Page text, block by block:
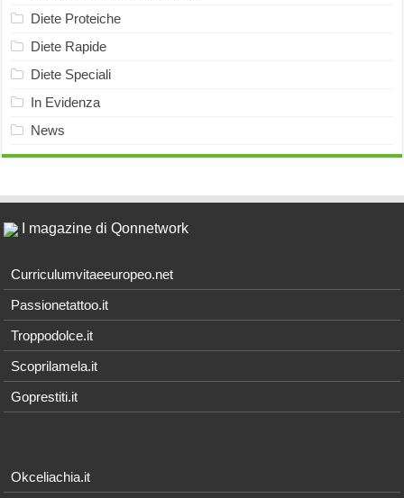
Diete Proteiche
Diete Rapide
Diete Speciali
In Evidenza
News
I magazine di Qonnetwork
Curriculumvitaeeuropeo.net
Passionetattoo.it
Troppodolce.it
Scoprilamela.it
Goprestiti.it
Okceliachia.it